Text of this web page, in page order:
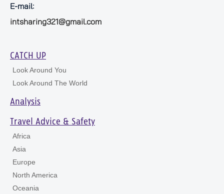
E-mail:
intsharing321@gmail.com
CATCH UP
Look Around You
Look Around The World
Analysis
Travel Advice & Safety
Africa
Asia
Europe
North America
Oceania